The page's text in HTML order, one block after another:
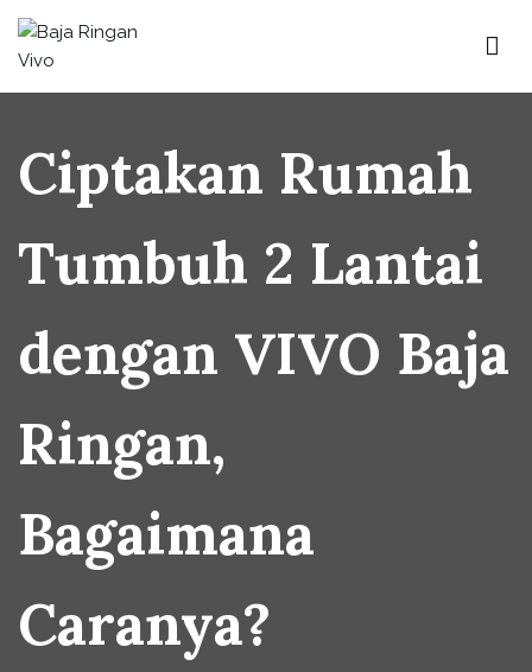
Skip
content
Baja Ringan Vivo
Website Baja Ringan Vivo
Ciptakan Rumah
Tumbuh 2 Lantai
dengan VIVO Baja
Ringan,
Bagaimana
Caranya?